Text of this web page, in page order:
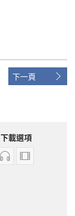
下一頁
下載選項
錄
錄